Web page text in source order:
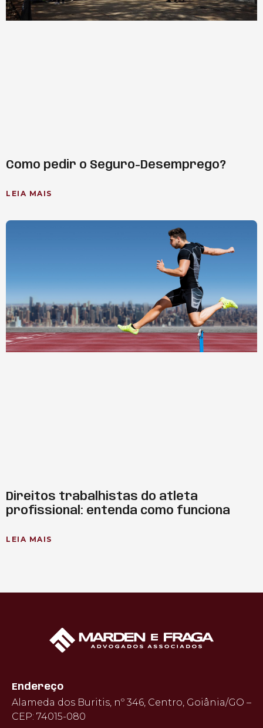
Como pedir o Seguro-Desemprego?
LEIA MAIS
Direitos trabalhistas do atleta
profissional: entenda como funciona
LEIA MAIS
Endereço
Alameda dos Buritis, nº 346, Centro, Goiânia/GO –
CEP: 74015-080